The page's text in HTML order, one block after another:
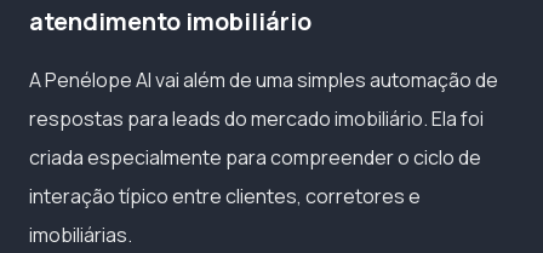
atendimento imobiliário
A Penélope AI vai além de uma simples automação de
respostas para leads do mercado imobiliário. Ela foi
criada especialmente para compreender o ciclo de
interação típico entre clientes, corretores e
imobiliárias.